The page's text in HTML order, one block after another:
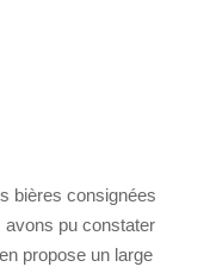
bières consignées
avons pu constater
propose un large